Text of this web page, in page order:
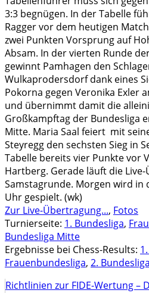
3:3 begnügen. In der Tabelle
Ragger vor dem heutigen
zwei Punkten Vorsprung auf
Absam. In der vierten Runde
gewinnt Pamhagen den
Wulkaprodersdorf dank eines
Pokorna gegen Veronika Exler
und übernimmt damit die
Großkampftag der Bundesliga
Mitte. Maria Saal feiert mit
Steyregg den sechsten Sieg in
Tabelle bereits vier Punkte vor
Hartberg. Gerade läuft die
Samstagrunde. Morgen wird in
Uhr gespielt. (wk)
Zur Live-Übertragung..., Fotos
Turnierseite: 1. Bundesliga,
Bundesliga Mitte
Ergebnisse bei Chess-Results:
Frauenbundesliga, 2.
Richtlinien zur FIDE-Wertung –